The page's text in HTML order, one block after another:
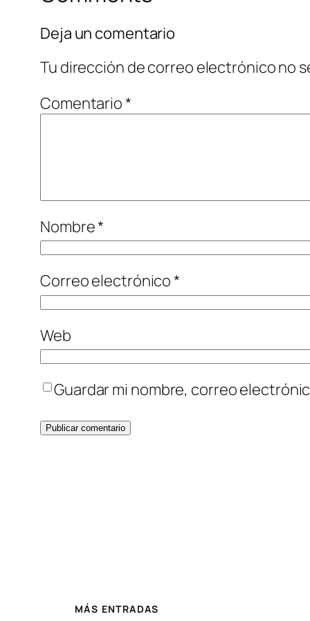
Deja un comentario
Tu dirección de correo electrónico no
Comentario*
Nombre*
Correo electrónico*
Web
Guardar mi nombre, correo
MÁS ENTRADAS